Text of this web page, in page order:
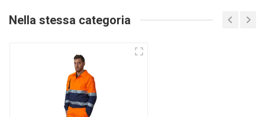
Nella stessa categoria